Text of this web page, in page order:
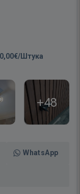
Штука
+48
WhatsApp